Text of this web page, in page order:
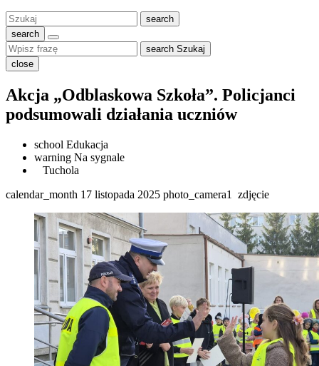
Szukaj:
search
search
search Szukaj
close
Akcja „Odblaskowa Szkoła”. Policjanci
podsumowali działania uczniów
school Edukacja
warning Na sygnale
Tuchola
calendar_month 17 listopada 2025 photo_camera1 zdjęcie